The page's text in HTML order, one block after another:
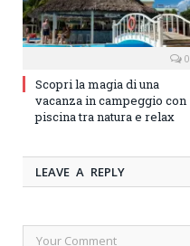
0
Scopri la magia di una
vacanza in campeggio con
piscina tra natura e relax
LEAVE A REPLY